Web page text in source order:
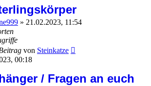
» 21.02.2023, 11:54
von Steinkatze
00:18
/ Fragen an euch